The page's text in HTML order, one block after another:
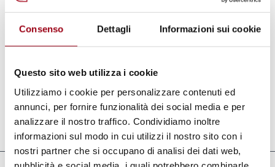
Consenso Dettagli Informazioni sui cookie
Questo sito web utilizza i cookie
Utilizziamo i cookie per personalizzare contenuti ed
annunci, per fornire funzionalità dei social media e per
analizzare il nostro traffico. Condividiamo inoltre
informazioni sul modo in cui utilizzi il nostro sito con i
nostri partner che si occupano di analisi dei dati web,
developments in the Member States in
relation to four areas: the judicial system, the
anti-corruption framework, media pluralism
Last update:01.01.2024